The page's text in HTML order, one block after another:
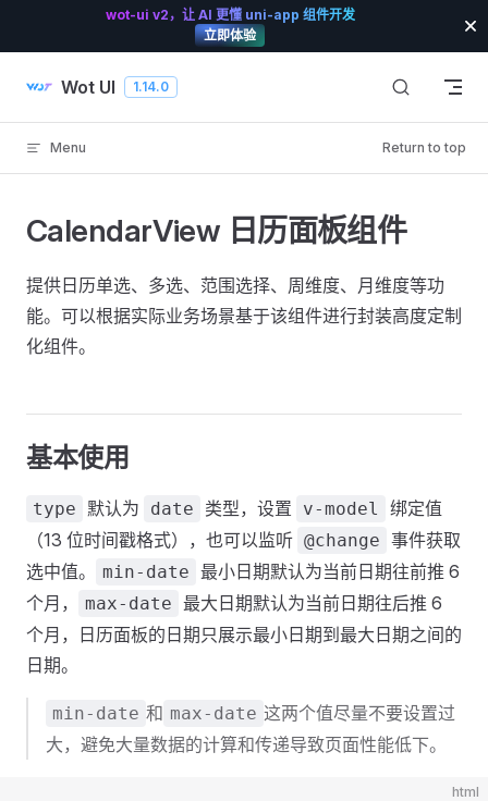
wot-ui v2，让 AI 更懂 uni-app 组件开发
立即体验
Wot UI 1.14.0
Menu Return to top
CalendarView 日历面板组件
提供日历单选、多选、范围选择、周维度、月维度等功
能。可以根据实际业务场景基于该组件进行封装高度定制
化组件。
基本使用
type 默认为 date 类型，设置 v-model
绑定值
（13 位时间戳格式），也可以监听 @change 事件获取
选中值。
min-date 最小日期默认为当前日期往前推 6
个月，
max-date 最大日期默认为当前日期往后推 6
个月，日历面板的日期只展示最小日期到最大日期之间的
日期。
min-date 和 max-date 这两个值尽量不要设置过
大，避免大量数据的计算和传递导致页面性能低下。
html